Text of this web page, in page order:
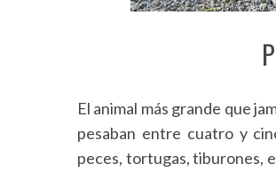
El animal más grande que
pesaban entre cuatro y
peces, tortugas, tiburones,